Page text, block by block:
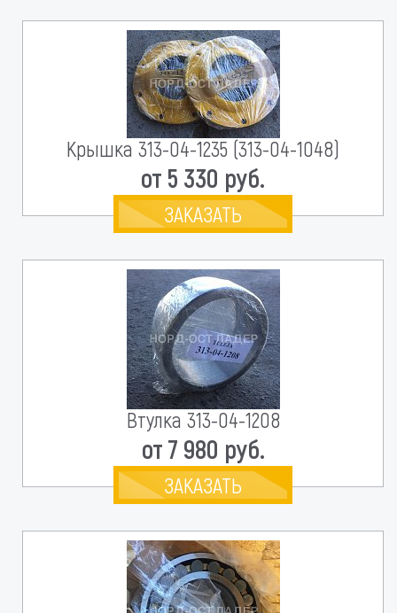
Крышка 313-04-1235 (313-04-1048)
от 5 330 руб.
ЗАКАЗАТЬ
Втулка 313-04-1208
от 7 980 руб.
ЗАКАЗАТЬ